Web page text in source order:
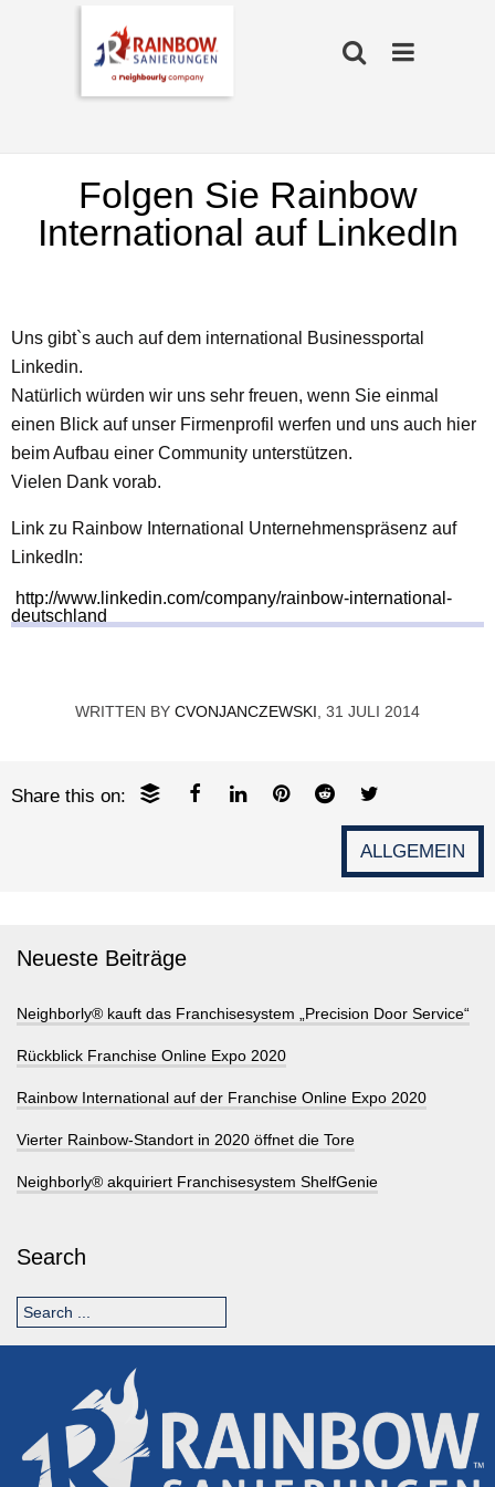
Folgen Sie Rainbow
International auf LinkedIn
Uns gibt`s auch auf dem international Businessportal
Linkedin.
Natürlich würden wir uns sehr freuen, wenn Sie einmal
einen Blick auf unser Firmenprofil werfen und uns auch hier
beim Aufbau einer Community unterstützen.
Vielen Dank vorab.
Link zu Rainbow International Unternehmenspräsenz auf
LinkedIn:
http://www.linkedin.com/company/rainbow-international-
deutschland
WRITTEN BY CVONJANCZEWSKI, 31 JULI 2014
Share this on:
ALLGEMEIN
Neueste Beiträge
Neighborly® kauft das Franchisesystem „Precision Door Service“
Rückblick Franchise Online Expo 2020
Rainbow International auf der Franchise Online Expo 2020
Vierter Rainbow-Standort in 2020 öffnet die Tore
Neighborly® akquiriert Franchisesystem ShelfGenie
Search